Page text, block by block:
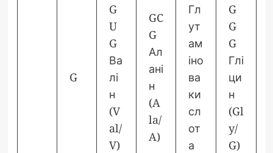
G
G
U
G
Ва
лі
н
(V
al/
V)
GC
G
Ал
ані
н
(A
la/
A)
Гл
ут
ам
іно
ва
ки
сл
от
а
G
G
G
Глі
ци
н
(Gl
y/
G)